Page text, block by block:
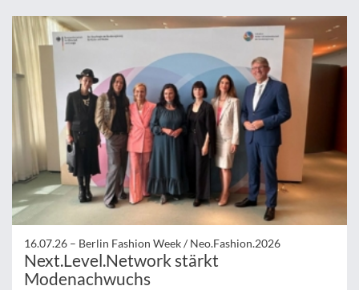
16.07.26 – Berlin Fashion Week / Neo.Fashion.2026
Next.Level.Network stärkt
Modenachwuchs